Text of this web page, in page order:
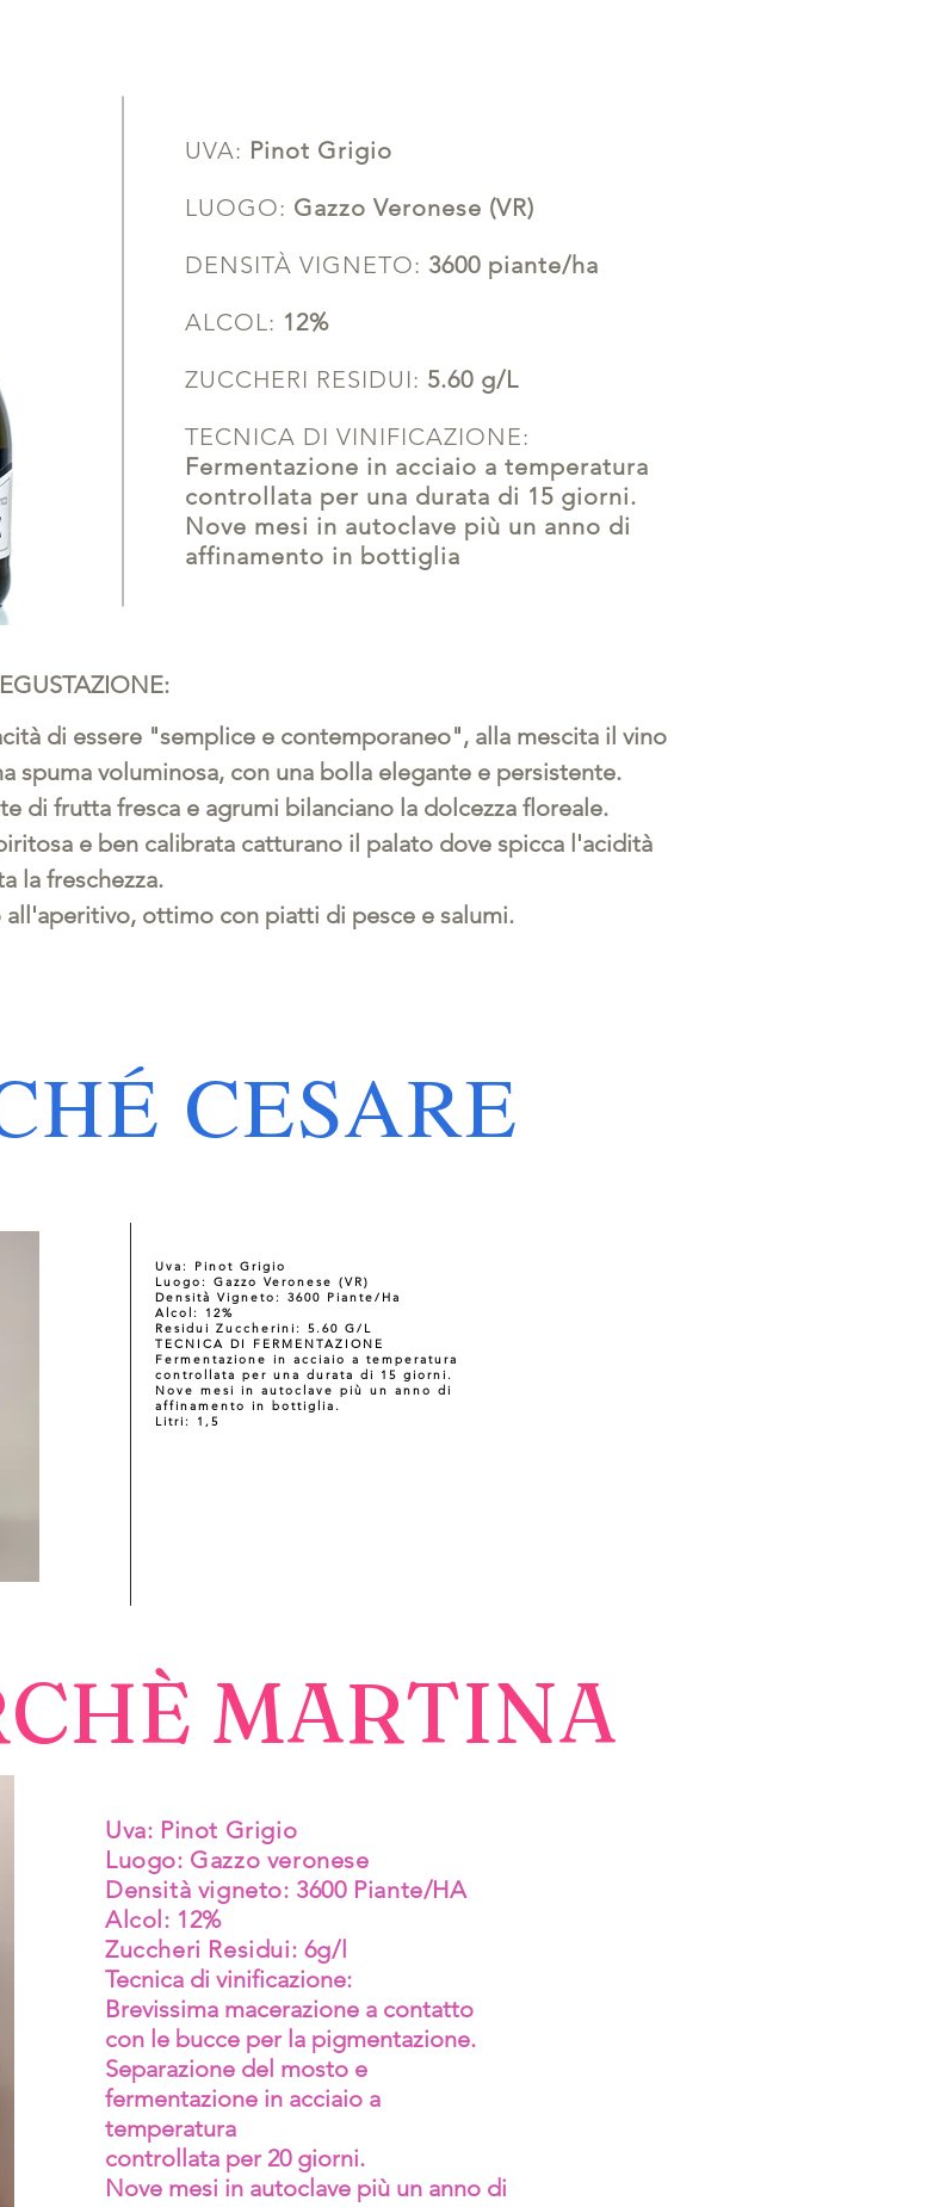
UVA: Pinot Grigio
LUOGO: Gazzo Veronese (VR)
DENSITÀ VIGNETO: 3600 piante/ha
ALCOL: 12%
ZUCCHERI RESIDUI: 5.60 g/L
TECNICA DI VINIFICAZIONE:
Fermentazione in acciaio a temperatura
controllata per una durata di 15 giorni.
Nove mesi in autoclave più un anno di
affinamento in bottiglia
di essere "semplice e contemporaneo", alla mescita il vino
spuma voluminosa, con una bolla elegante e persistente.
di frutta fresca e agrumi bilanciano la dolcezza floreale.
e ben calibrata catturano il palato dove spicca l'acidità
la freschezza.
all'aperitivo, ottimo con piatti di pesce e salumi.
CESARE
Uva: Pinot Grigio
Luogo: Gazzo Veronese (VR)
Densità Vigneto: 3600 Piante/Ha
Alcol: 12%
Residui Zuccherini: 5.60 G/L
TECNICA DI FERMENTAZIONE
Fermentazione in acciaio a temperatura
controllata per una durata di 15 giorni.
Nove mesi in autoclave più un anno di
affinamento in bottiglia.
Litri: 1,5
MARTINA
Uva: Pinot Grigio
Luogo: Gazzo veronese
Densità vigneto: 3600 Piante/HA
Alcol: 12%
Zuccheri Residui: 6g/l
Tecnica di vinificazione:
Brevissima macerazione a contatto
con le bucce per la pigmentazione.
Separazione del mosto e
fermentazione in acciaio a
temperatura
controllata per 20 giorni.
Nove mesi in autoclave più un anno di